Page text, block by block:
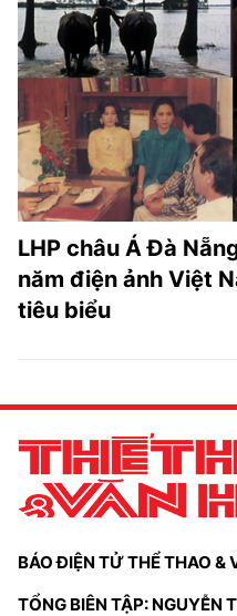
TRA CỨU PHƯỜNG XÃ
CỐNG HIẾN
BÙI XUÂN PHÁI
TIỆN ÍCH
LIÊN HỆ QUẢNG CÁO
Hotline:
Điện thoại:
LHP châu Á Đà
năm điện ảnh Việt
tiêu biểu
BÁO ĐIỆN TỬ THỂ THAO &
TỔNG BIÊN TẬP: NGUYỄN